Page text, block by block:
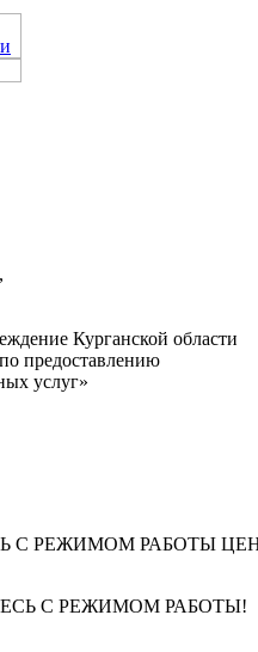
,
Курганской области
предоставлению
услуг»
С РЕЖИМОМ РАБОТЫ